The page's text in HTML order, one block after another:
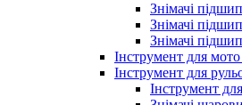
Знімачі
Знімачі
Знімачі
Інструмент для
Інструмент для
Інструмент